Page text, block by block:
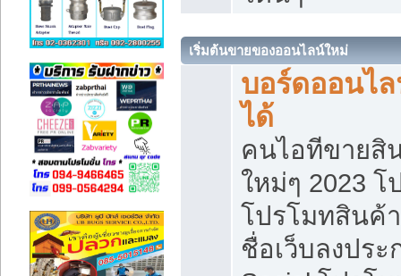
เริ่มต้นขายของออนไลน์ใหม่
บอร์ดออนไ
ได้
คนไอทีขายสิ
ใหม่ๆ 2023
โปรโมทสินค้
ชื่อเว็บลงปร